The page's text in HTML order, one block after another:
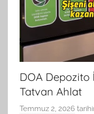
DOA Depozito
Tatvan Ahlat
Temmuz 2, 2026